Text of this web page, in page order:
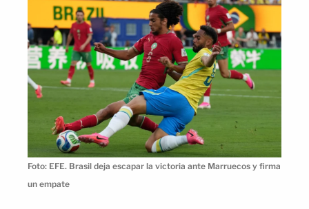
Foto: EFE. Brasil deja escapar la victoria ante Marruecos y firma
un empate